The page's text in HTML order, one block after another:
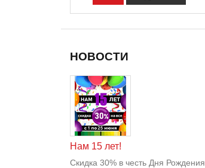
НОВОСТИ
Нам 15 лет!
Скидка 30% в честь Дня Рождения